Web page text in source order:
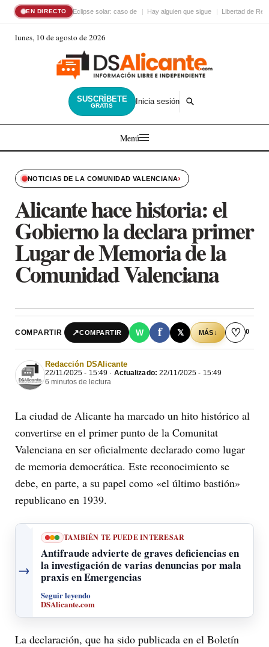
EN DIRECTO Eclipse solar: caso de Hay alguien que sigue Libertad de
lunes, 10 de agosto de 2026
SUSCRÍBETE
GRATIS Inicia sesión
Menú
NOTICIAS DE LA COMUNIDAD VALENCIANA›
Alicante hace historia: el
Gobierno la declara primer
Lugar de Memoria de la
Comunidad Valenciana
COMPARTIR ↗COMPARTIR W f 𝕏 MÁS↓ ♡ 0
Redacción DSAlicante
22/11/2025 - 15:49 · Actualizado: 22/11/2025 - 15:49
6 minutos de lectura
La ciudad de Alicante ha marcado un hito histórico al
convertirse en el primer punto de la Comunitat
Valenciana en ser oficialmente declarado como lugar
de memoria democrática. Este reconocimiento se
debe, en parte, a su papel como «el último bastión»
republicano en 1939.
→
TAMBIÉN TE PUEDE INTERESAR
Antifraude advierte de graves deficiencias en
la investigación de varias denuncias por mala
praxis en Emergencias
Seguir leyendo
DSAlicante.com
La declaración, que ha sido publicada en el Boletín